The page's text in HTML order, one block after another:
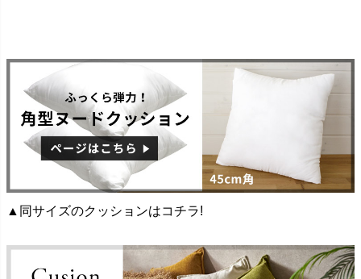
▲同サイズのクッションはコチラ!